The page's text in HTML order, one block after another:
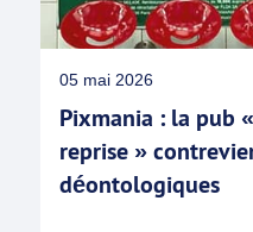
05 mai 2026
Pixmania : la pub
reprise »
déontologiques